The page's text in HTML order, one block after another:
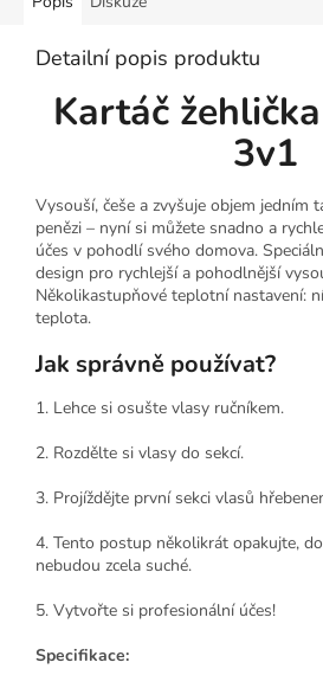
Detailní popis produktu
Kartáč
3v1
Vysouší, češe a zvyšuje objem jedním
penězi – nyní si můžete snadno a
účes v pohodlí svého domova.
design pro rychlejší a pohodlnější
Několikastupňové teplotní nastavení:
teplota.
Jak správně používat?
1. Lehce si osušte vlasy ručníkem.
2. Rozdělte si vlasy do sekcí.
3. Projíždějte první sekci vlasů
4. Tento postup několikrát opakujte,
nebudou zcela suché.
5. Vytvořte si profesionální účes!
Specifikace: